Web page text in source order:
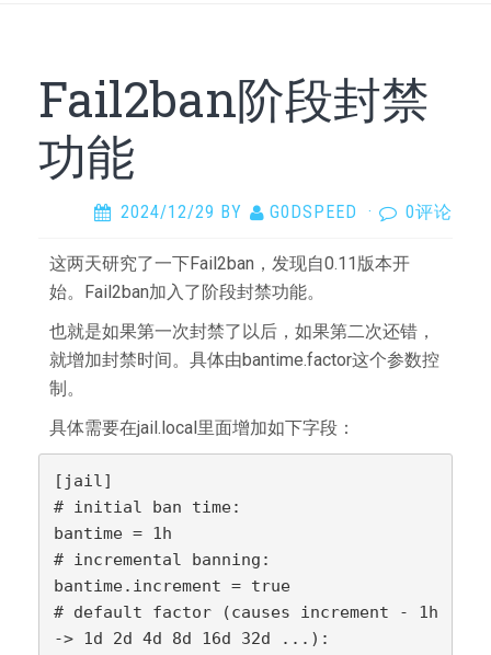
Fail2ban阶段封禁
功能
2024/12/29 BY G0DSPEED · 0评论
这两天研究了一下Fail2ban，发现自0.11版本开
始。Fail2ban加入了阶段封禁功能。
也就是如果第一次封禁了以后，如果第二次还错，
就增加封禁时间。具体由bantime.factor这个参数控
制。
具体需要在jail.local里面增加如下字段：
[jail]
# initial ban time:
bantime = 1h
# incremental banning:
bantime.increment = true
# default factor (causes increment - 1h
-> 1d 2d 4d 8d 16d 32d ...):